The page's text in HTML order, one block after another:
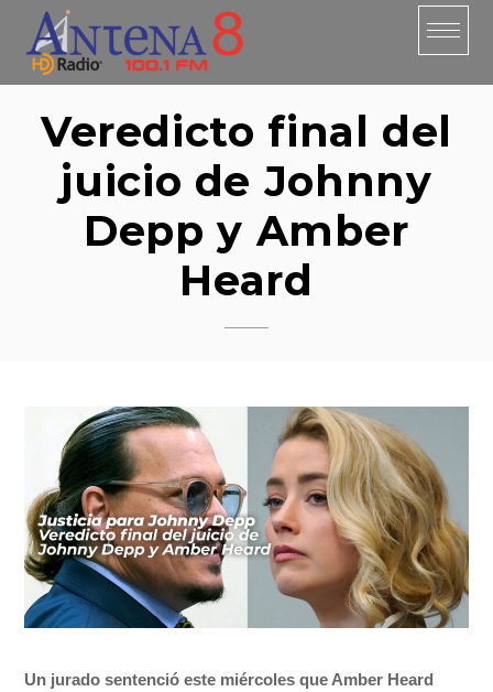
content
Veredicto final del
juicio de Johnny
Depp y Amber
Heard
Un jurado sentenció este miércoles que Amber Heard